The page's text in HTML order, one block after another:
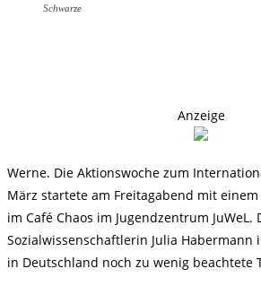
Schwarze
Anzeige
Werne. Die Aktionswoche zum
März startete am Freitagabend mit
im Café Chaos im Jugendzentrum JuWeL.
Sozialwissenschaftlerin Julia
in Deutschland noch zu wenig beachtete